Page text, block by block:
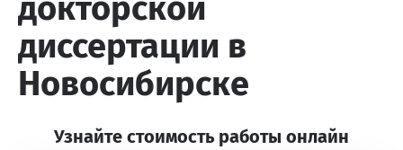
диссертации в
Новосибирске
Узнайте стоимость работы онлайн